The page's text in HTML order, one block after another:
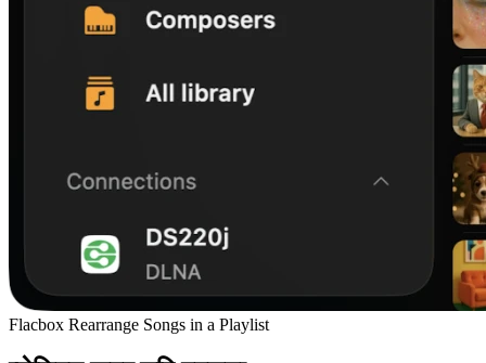
Flacbox Rearrange Songs in a Playlist